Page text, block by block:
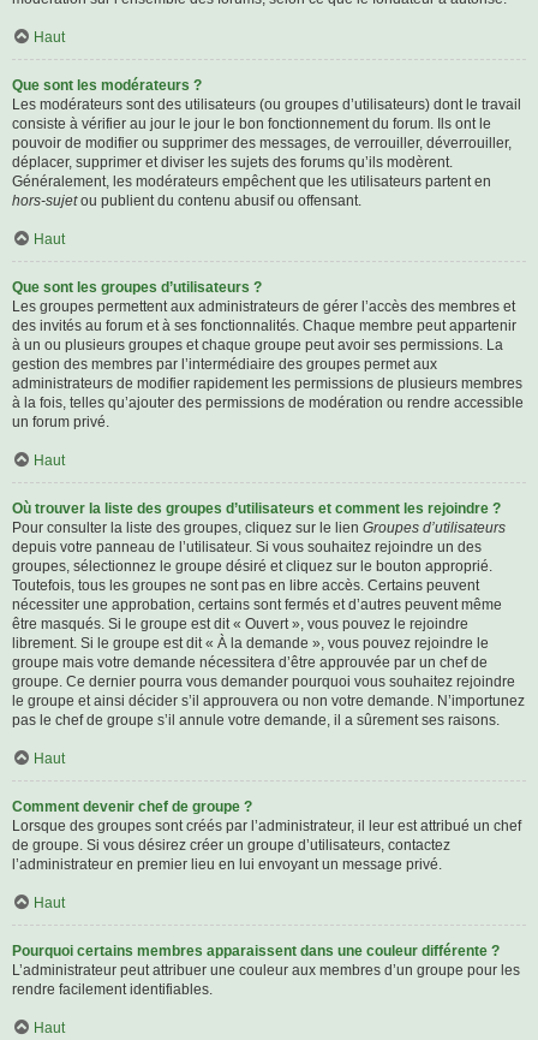
Haut
Que sont les modérateurs ?
Les modérateurs sont des utilisateurs (ou groupes d’utilisateurs) dont le travail
consiste à vérifier au jour le jour le bon fonctionnement du forum. Ils ont le
pouvoir de modifier ou supprimer des messages, de verrouiller, déverrouiller,
déplacer, supprimer et diviser les sujets des forums qu’ils modèrent.
Généralement, les modérateurs empêchent que les utilisateurs partent en
hors-sujetou publient du contenu abusif ou offensant.
Haut
Que sont les groupes d’utilisateurs ?
Les groupes permettent aux administrateurs de gérer l’accès des membres et
des invités au forum et à ses fonctionnalités. Chaque membre peut appartenir
à un ou plusieurs groupes et chaque groupe peut avoir ses permissions. La
gestion des membres par l’intermédiaire des groupes permet aux
administrateurs de modifier rapidement les permissions de plusieurs membres
à la fois, telles qu’ajouter des permissions de modération ou rendre accessible
un forum privé.
Haut
Où trouver la liste des groupes d’utilisateurs et comment les rejoindre ?
Pour consulter la liste des groupes, cliquez sur le lien Groupes d’utilisateurs
depuis votre panneau de l’utilisateur. Si vous souhaitez rejoindre un des
groupes, sélectionnez le groupe désiré et cliquez sur le bouton approprié.
Toutefois, tous les groupes ne sont pas en libre accès. Certains peuvent
nécessiter une approbation, certains sont fermés et d’autres peuvent même
être masqués. Si le groupe est dit « Ouvert », vous pouvez le rejoindre
librement. Si le groupe est dit « À la demande », vous pouvez rejoindre le
groupe mais votre demande nécessitera d’être approuvée par un chef de
groupe. Ce dernier pourra vous demander pourquoi vous souhaitez rejoindre
le groupe et ainsi décider s’il approuvera ou non votre demande. N’importunez
pas le chef de groupe s’il annule votre demande, il a sûrement ses raisons.
Haut
Comment devenir chef de groupe ?
Lorsque des groupes sont créés par l’administrateur, il leur est attribué un chef
de groupe. Si vous désirez créer un groupe d’utilisateurs, contactez
l’administrateur en premier lieu en lui envoyant un message privé.
Haut
Pourquoi certains membres apparaissent dans une couleur différente ?
L’administrateur peut attribuer une couleur aux membres d’un groupe pour les
rendre facilement identifiables.
Haut